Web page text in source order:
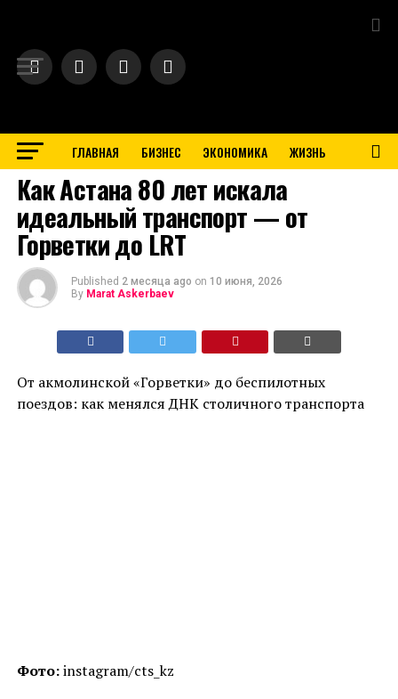
ГЛАВНАЯ БИЗНЕС ЭКОНОМИКА ЖИЗНЬ
BUSINESS
Как Астана 80 лет искала
идеальный транспорт — от
Горветки до LRT
Published 2 месяца ago on 10 июня, 2026
By Marat Askerbaev
От акмолинской «Горветки» до беспилотных
поездов: как менялся ДНК столичного транспорта
Фото:instagram/cts_kz